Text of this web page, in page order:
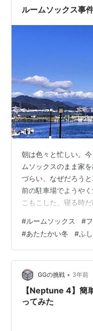
どの形を直角といい
ルームソックス事
朝は色々と忙しい。
ムソックスのまま家
づらい、なぜだろう
前の駐車場でようや
こもこした、寝る時
COLLE ウチコレ おや
イプ レディース モク
Amazon [Yazon] 靴
ス 厚手 あったか靴下
くつ下 防寒ソックス
#ルームソックス #
#あたたかい冬 #ふ
GGの挑戦 • 3年前
【Neptune 4】簡
ってみた